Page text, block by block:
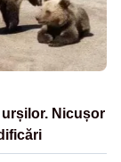
Nicușor